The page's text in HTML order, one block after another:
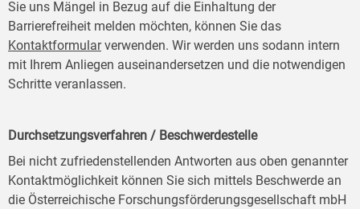
Sie uns Mängel in Bezug auf die Einhaltung der
Barrierefreiheit melden möchten, können Sie das
Kontaktformularverwenden. Wir werden uns sodann intern
mit Ihrem Anliegen auseinandersetzen und die notwendigen
Schritte veranlassen.
Durchsetzungsverfahren / Beschwerdestelle
Bei nicht zufriedenstellenden Antworten aus oben genannter
Kontaktmöglichkeit können Sie sich mittels Beschwerde an
die Österreichische Forschungsförderungsgesellschaft mbH